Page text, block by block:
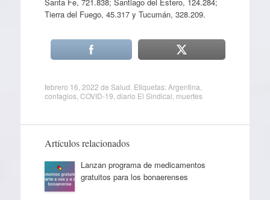
Tierra del Fuego, 45.317 y Tucumán, 328.209.
febrero 16, 2022 de Salud . Etiquetas:Argentina
contagios, COVID-19 diario El Sindical muertes
Artículos relacionados
Lanzan programa de medicamentos
gratuitos para los bonaerenses